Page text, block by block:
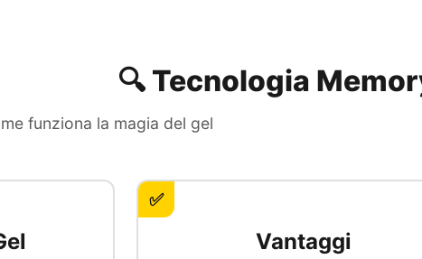
🔍 Tecnologia
funziona la magia del gel
✅
Vantaggi